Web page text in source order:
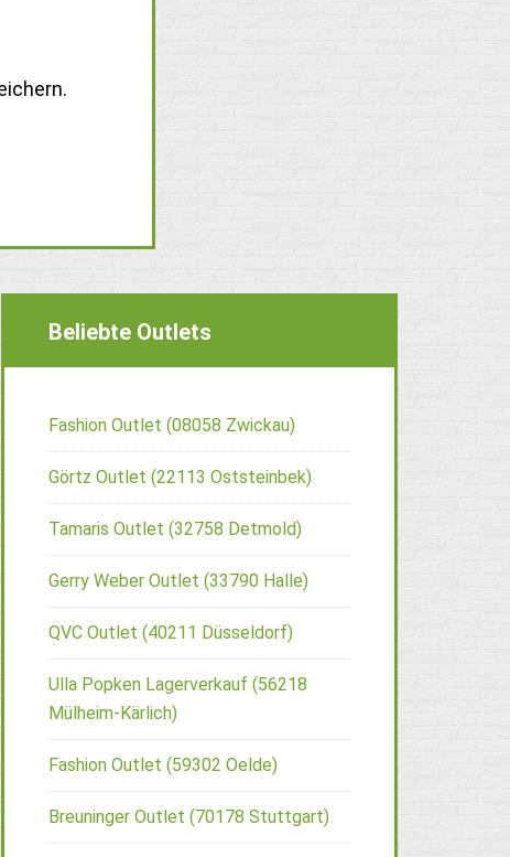
Beliebte Outlets
Fashion Outlet (08058 Zwickau)
Görtz Outlet (22113 Oststeinbek)
Tamaris Outlet (32758 Detmold)
Gerry Weber Outlet (33790 Halle)
QVC Outlet (40211 Düsseldorf)
Ulla Popken Lagerverkauf (56218
Mülheim-Kärlich)
Fashion Outlet (59302 Oelde)
Breuninger Outlet (70178 Stuttgart)